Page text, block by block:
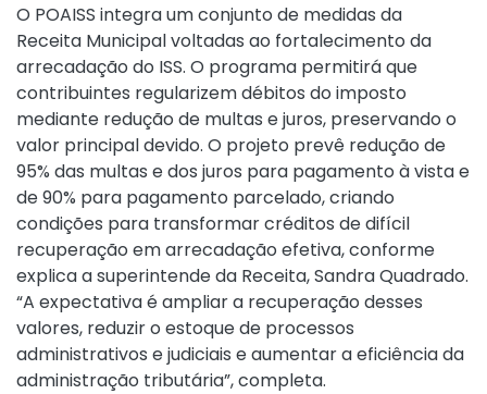
O POAISS integra um conjunto de medidas da
Receita Municipal voltadas ao fortalecimento da
arrecadação do ISS. O programa permitirá que
contribuintes regularizem débitos do imposto
mediante redução de multas e juros, preservando o
valor principal devido. O projeto prevê redução de
95% das multas e dos juros para pagamento à vista e
de 90% para pagamento parcelado, criando
condições para transformar créditos de difícil
recuperação em arrecadação efetiva, conforme
explica a superintende da Receita, Sandra Quadrado.
“A expectativa é ampliar a recuperação desses
valores, reduzir o estoque de processos
administrativos e judiciais e aumentar a eficiência da
administração tributária”, completa.